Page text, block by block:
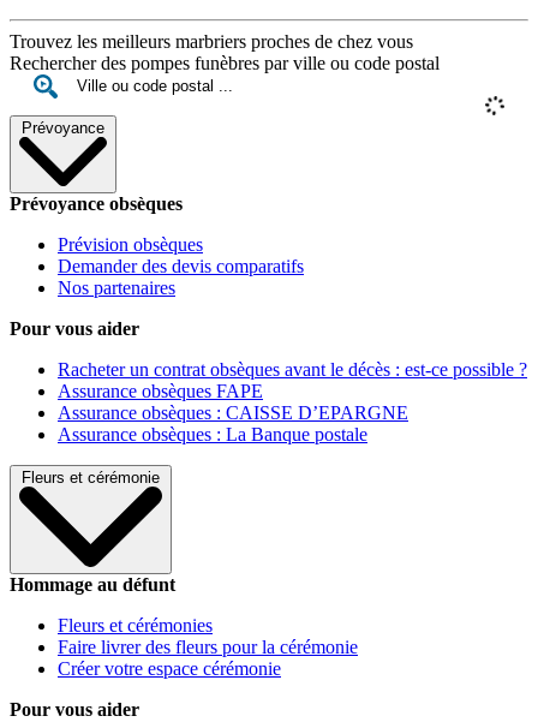
Trouvez les meilleurs marbriers proches de chez vous
Rechercher des pompes funèbres par ville ou code postal
Prévoyance
Prévoyance obsèques
Prévision obsèques
Demander des devis comparatifs
Nos partenaires
Pour vous aider
Racheter un contrat obsèques avant le décès : est-ce possible ?
Assurance obsèques FAPE
Assurance obsèques : CAISSE D’EPARGNE
Assurance obsèques : La Banque postale
Fleurs et cérémonie
Hommage au défunt
Fleurs et cérémonies
Faire livrer des fleurs pour la cérémonie
Créer votre espace cérémonie
Pour vous aider